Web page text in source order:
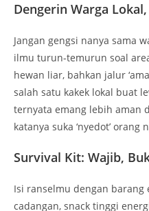
Dengerin Warga
Jangan gengsi nanya sama
ilmu turun-temurun soal
hewan liar, bahkan jalur
salah satu kakek lokal buat
ternyata emang lebih aman
katanya suka ‘nyedot’ orang
Survival Kit: Wajib,
Isi ranselmu dengan barang
cadangan, snack tinggi